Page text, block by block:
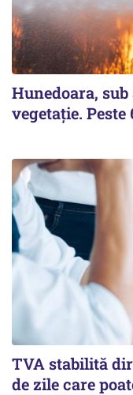
Hunedoara,
vegetație. Peste
TVA stabilită
de zile care